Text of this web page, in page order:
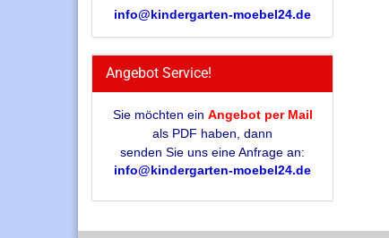
info@kindergarten-moebel24.de
Angebot Service!
Sie möchten ein Angebot per Mail
als PDF haben, dann
senden Sie uns eine Anfrage an:
info@kindergarten-moebel24.de